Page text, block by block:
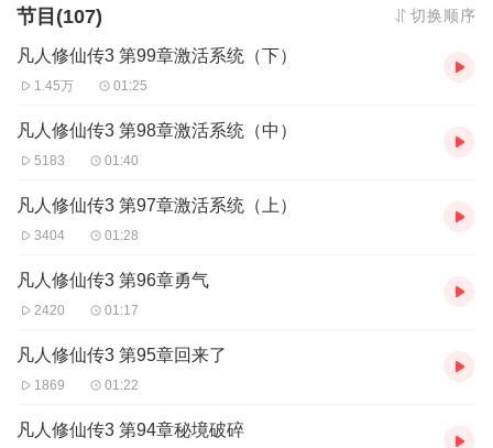
节目(107) 切换顺序
凡人修仙传3 第99章激活系统（下）
1.45万 01:25
凡人修仙传3 第98章激活系统（中）
5183 01:40
凡人修仙传3 第97章激活系统（上）
3404 01:28
凡人修仙传3 第96章勇气
2420 01:17
凡人修仙传3 第95章回来了
1869 01:22
凡人修仙传3 第94章秘境破碎